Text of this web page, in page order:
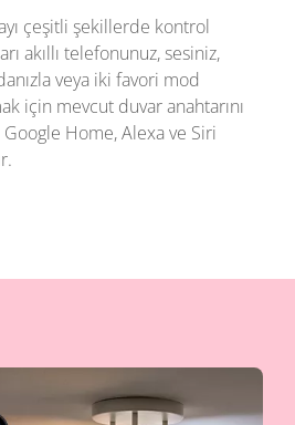
çeşitli şekillerde kontrol
akıllı telefonunuz, sesiniz,
veya iki favori mod
için mevcut duvar anahtarını
Google Home, Alexa ve Siri